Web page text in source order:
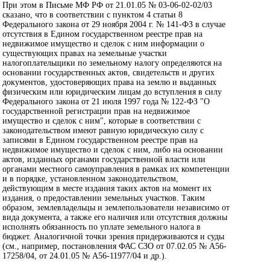
При этом в Письме МФ РФ от 21.01.05 № 03-06-02-02/03
сказано, что в соответствии с пунктом 4 статьи 8
Федерального закона от 29 ноября 2004 г. № 141-ФЗ в случае
отсутствия в Едином государственном реестре прав на
недвижимое имущество и сделок с ним информации о
существующих правах на земельные участки
налогоплательщики по земельному налогу определяются на
основании государственных актов, свидетельств и других
документов, удостоверяющих права на землю и выданных
физическим или юридическим лицам до вступления в силу
Федерального закона от 21 июля 1997 года № 122-ФЗ "О
государственной регистрации прав на недвижимое
имущество и сделок с ним", которые в соответствии с
законодательством имеют равную юридическую силу с
записями в Едином государственном реестре прав на
недвижимое имущество и сделок с ним, либо на основании
актов, изданных органами государственной власти или
органами местного самоуправления в рамках их компетенции
и в порядке, установленном законодательством,
действующим в месте издания таких актов на момент их
издания, о предоставлении земельных участков. Таким
образом, землевладельцы и землепользователи независимо от
вида документа, а также его наличия или отсутствия должны
исполнять обязанность по уплате земельного налога в
бюджет. Аналогичной точки зрения придерживаются и суды
(см., например, постановления ФАС СЗО от 07.02.05 № А56-
17258/04, от 24.01.05 № А56-11977/04 и др.).